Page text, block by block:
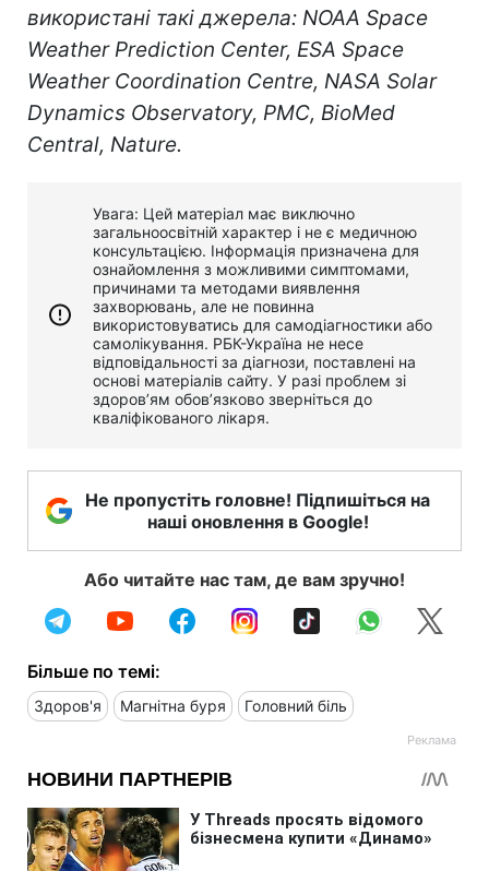
використані такі джерела: NOAA Space
Weather Prediction Center, ESA Space
Weather Coordination Centre, NASA Solar
Dynamics Observatory, PMC, BioMed
Central, Nature.
Увага: Цей матеріал має виключно
загальноосвітній характер і не є медичною
консультацією. Інформація призначена для
ознайомлення з можливими симптомами,
причинами та методами виявлення
захворювань, але не повинна
використовуватись для самодіагностики або
самолікування. РБК-Україна не несе
відповідальності за діагнози, поставлені на
основі матеріалів сайту. У разі проблем зі
здоров’ям обов’язково зверніться до
кваліфікованого лікаря.
Не пропустіть головне! Підпишіться на
наші оновлення в Google!
Або читайте нас там, де вам зручно!
Більше по темі:
Здоров'я Магнітна буря Головний біль